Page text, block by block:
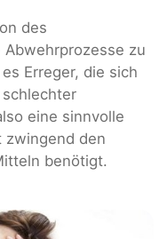
des
zu
Erreger, die sich
eine sinnvolle
zwingend den
benötigt.